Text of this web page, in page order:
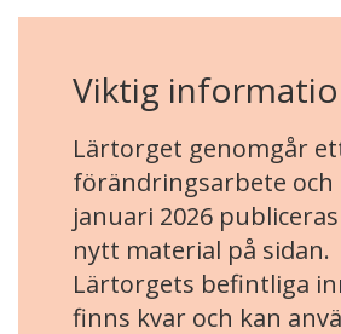
Viktig
Lärtorget genomgår
förändringsarbete och
januari 2026
nytt material på sidan.
Lärtorgets befintliga
finns kvar och kan